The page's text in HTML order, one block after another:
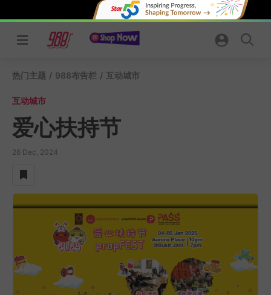
热门主题 / 988布告栏 / 互动城市
互动城市
爱心扶持节
26 Dec, 2024